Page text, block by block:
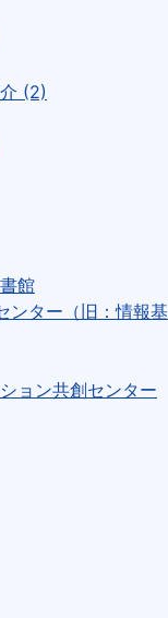
(2)
館
ンター（旧：情報基
ョン共創センター